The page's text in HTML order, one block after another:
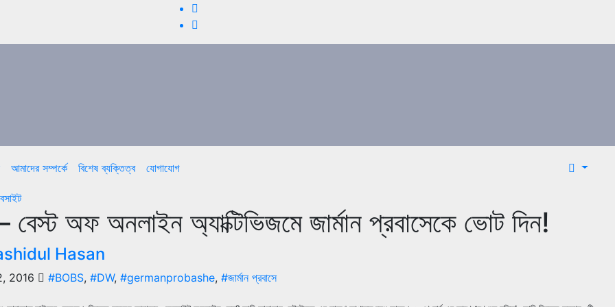
আমাদের সম্পর্কে বিশেষ ব্যক্তিত্ব যোগাযোগ
বেস্ট অফ অনলাইন অ্যাক্টিভিজমে জার্মান প্রবাসেকে ভোট দিন!
Hasan
2016 #BOBS, #DW, #germanprobashe, #জার্মান প্রবাসে